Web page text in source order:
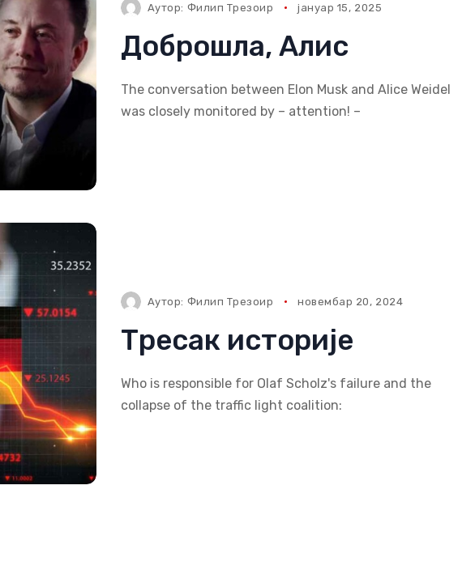
Аутор: Филип Трезоир јануар 15, 2025
Доброшла, Алис
The conversation between Elon Musk and Alice Weidel
was closely monitored by – attention! –
Аутор: Филип Трезоир новембар 20, 2024
Тресак историје
Who is responsible for Olaf Scholz's failure and the
collapse of the traffic light coalition: